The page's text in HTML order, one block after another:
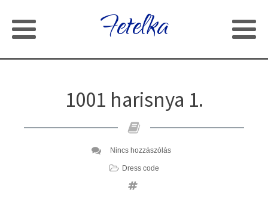
Fetelka
1001 harisnya 1.
Nincs hozzászólás
Dress code